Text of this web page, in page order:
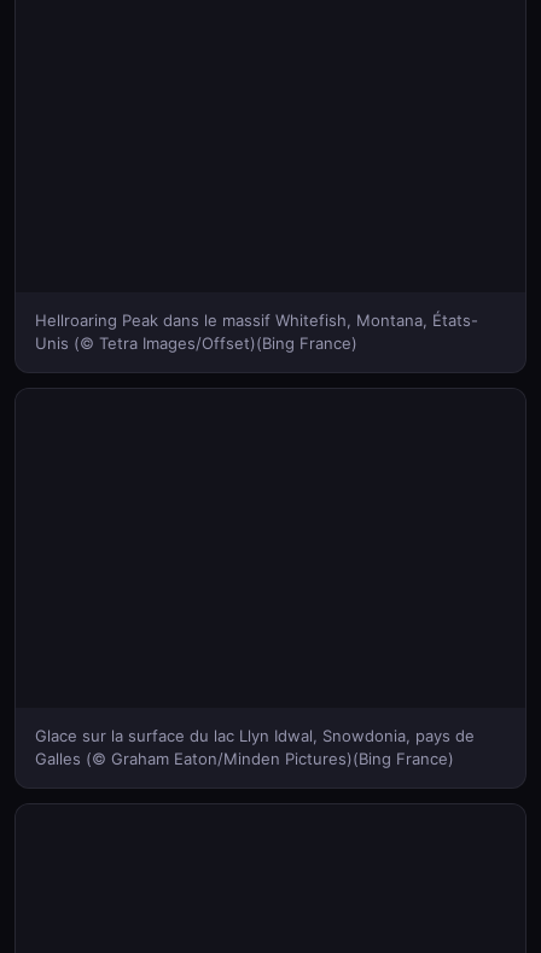
Hellroaring Peak dans le massif Whitefish, Montana, États-
Unis (© Tetra Images/Offset)(Bing France)
Glace sur la surface du lac Llyn Idwal, Snowdonia, pays de
Galles (© Graham Eaton/Minden Pictures)(Bing France)